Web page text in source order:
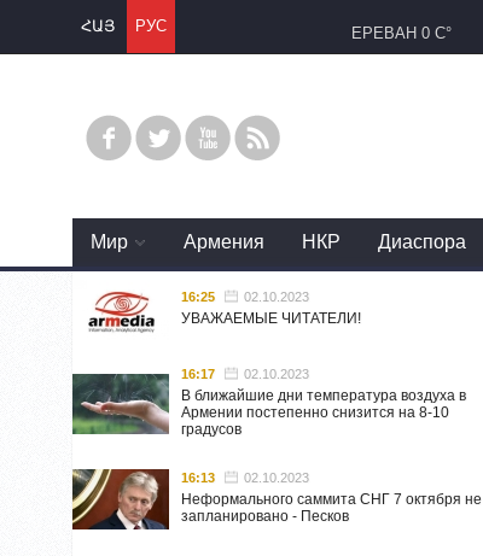
ՀԱՅ РУС ЕРЕВАН 0 C°
Mир Армения НКР Диаспора
16:25 02.10.2023
УВАЖАЕМЫЕ ЧИТАТЕЛИ!
16:17 02.10.2023
В ближайшие дни температура воздуха в
Армении постепенно снизится на 8-10
градусов
16:13 02.10.2023
Неформального саммита СНГ 7 октября не
запланировано - Песков